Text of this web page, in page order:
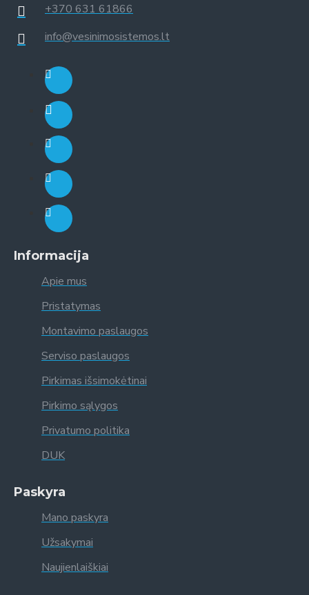
+370 631 61866
info@vesinimosistemos.lt
Informacija
Apie mus
Pristatymas
Montavimo paslaugos
Serviso paslaugos
Pirkimas išsimokėtinai
Pirkimo sąlygos
Privatumo politika
DUK
Paskyra
Mano paskyra
Užsakymai
Naujienlaiškiai